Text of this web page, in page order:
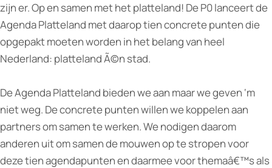
zijn er. Op en samen met het platteland! De P0 lanceert de
Agenda Platteland met daarop tien concrete punten die
opgepakt moeten worden in het belang van heel
Nederland: platteland Ã©n stad.
De Agenda Platteland bieden we aan maar we geven ‘m
niet weg. De concrete punten willen we koppelen aan
partners om samen te werken. We nodigen daarom
anderen uit om samen de mouwen op te stropen voor
deze tien agendapunten en daarmee voor themaâ€™s als